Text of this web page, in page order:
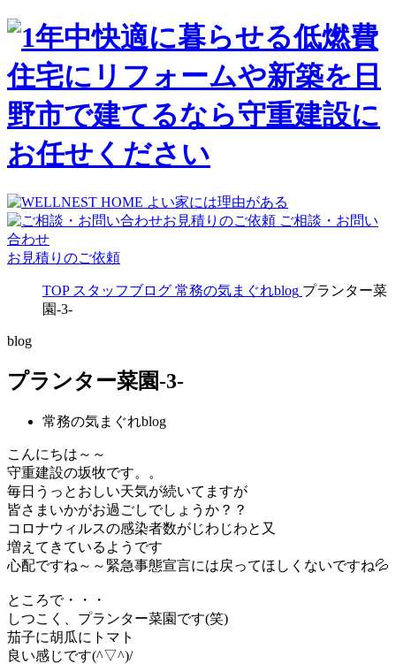
ご相談・お問い
合わせ
お見積りのご依頼
TOP スタッフブログ 常務の気まぐれblog プランター菜
園-3-
blog
プランター菜園-3-
常務の気まぐれblog
こんにちは～～
守重建設の坂牧です。。
毎日うっとおしい天気が続いてますが
皆さまいかがお過ごしでしょうか？？
コロナウィルスの感染者数がじわじわと又
増えてきているようです
心配ですね～～緊急事態宣言には戻ってほしくないですね💦
ところで・・・
しつこく、プランター菜園です(笑)
茄子に胡瓜にトマト
良い感じです(^▽^)/